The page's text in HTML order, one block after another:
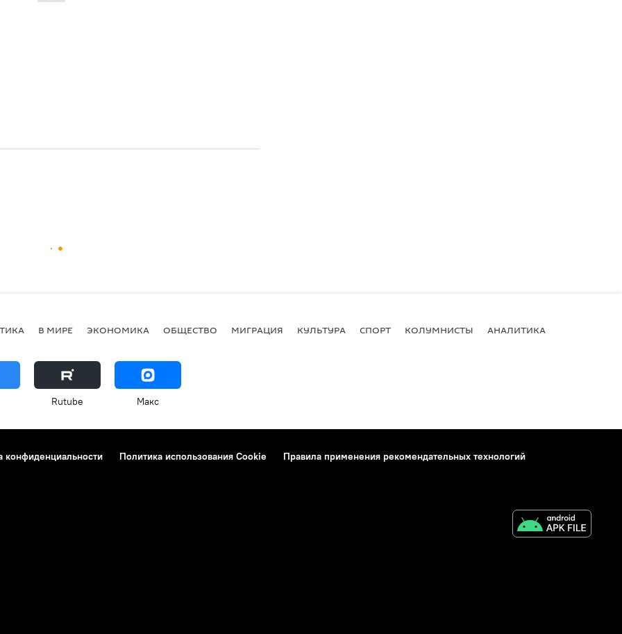
В МИРЕ ЭКОНОМИКА ОБЩЕСТВО МИГРАЦИЯ КУЛЬТУРА СПОРТ КОЛУМНИСТЫ АНАЛИТИКА
Rutube Макс
конфиденциальности Политика использования Cookie
Правила применения рекомендательных технологий